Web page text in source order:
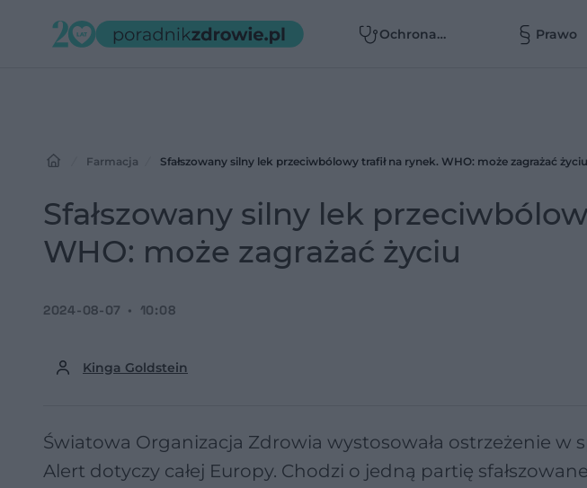
Ochrona
Prawo
Farmacja Sfałszowany silny lek przeciwbólowy trafił na rynek. WHO: może zagrażać życiu
Sfałszowany silny lek
WHO: może zagrażać życiu
Kinga Goldstein
2024-08-07 10:08
Światowa Organizacja Zdrowia wystosowała ostrzeżenie
Alert dotyczy całej Europy. Chodzi o jedną partię